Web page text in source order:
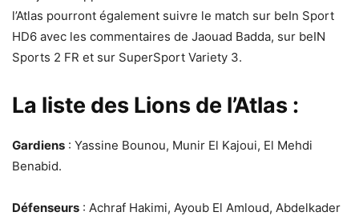
l’Atlas pourront également suivre le match sur beIn Sport
HD6 avec les commentaires de Jaouad Badda, sur beIN
Sports 2 FR et sur SuperSport Variety 3.
La liste des Lions de l’Atlas :
Gardiens : Yassine Bounou, Munir El Kajoui, El Mehdi
Benabid.
Défenseurs : Achraf Hakimi, Ayoub El Amloud, Abdelkader